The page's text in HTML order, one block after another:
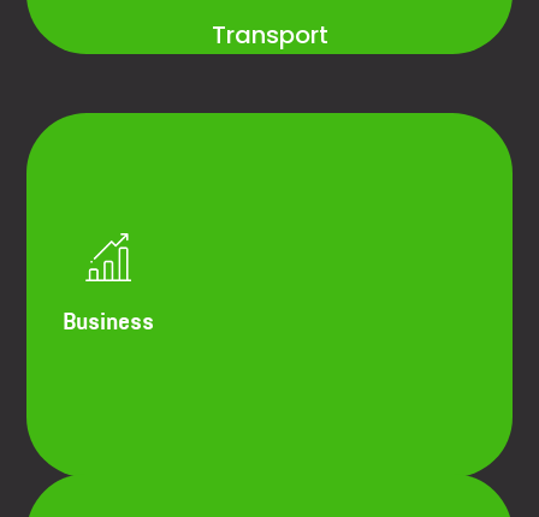
Transport
Business
Distributienetwerk studie en optimalisatie